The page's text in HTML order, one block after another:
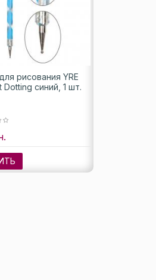
рисования YRE
Dotting синий, 1 шт.